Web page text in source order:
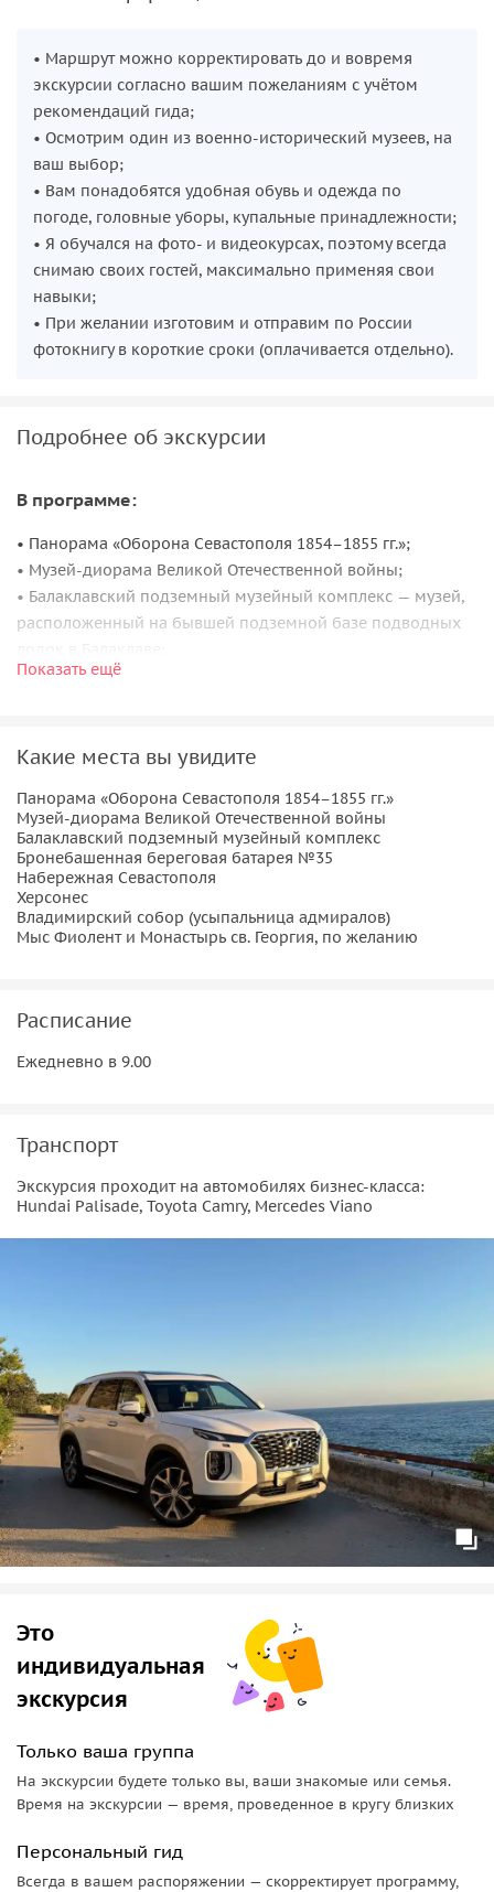
• Маршрут можно корректировать до и вовремя
экскурсии согласно вашим пожеланиям с учётом
рекомендаций гида;
• Осмотрим один из военно-исторический музеев, на
ваш выбор;
• Вам понадобятся удобная обувь и одежда по
погоде, головные уборы, купальные принадлежности;
• Я обучался на фото- и видеокурсах, поэтому всегда
снимаю своих гостей, максимально применяя свои
навыки;
• При желании изготовим и отправим по России
фотокнигу в короткие сроки (оплачивается отдельно).
Подробнее об экскурсии
В программе:
• Панорама «Оборона Севастополя 1854–1855 гг.»;
• Музей-диорама Великой Отечественной войны;
• Балаклавский подземный музейный комплекс — музей,
расположенный на бывшей подземной базе подводных
• Бронебашенная береговая батарея №35 — одно из
СССР;
• Херсонес — древнегреческий город-государство,
основанный в V веке до н. э. на юго-западном побережье
Крыма;
• Владимирский собор (усыпальница адмиралов) —
величественный православный храм и усыпальница
тринадцати выдающихся российских флотоводцев;
Показать ещё
Какие места вы увидите
Панорама «Оборона Севастополя 1854–1855 гг.»
Музей-диорама Великой Отечественной войны
Балаклавский подземный музейный комплекс
Бронебашенная береговая батарея №35
Набережная Севастополя
Херсонес
Владимирский собор (усыпальница адмиралов)
Мыс Фиолент и Монастырь св. Георгия, по желанию
Расписание
Ежедневно в 9.00
Транспорт
Экскурсия проходит на автомобилях бизнес-класса:
Hundai Palisade, Toyota Camry, Mercedes Viano
Это
индивидуальная
экскурсия
Только ваша группа
На экскурсии будете только вы, ваши знакомые или семья.
Время на экскурсии — время, проведенное в кругу близких
Персональный гид
Всегда в вашем распоряжении — скорректирует программу,